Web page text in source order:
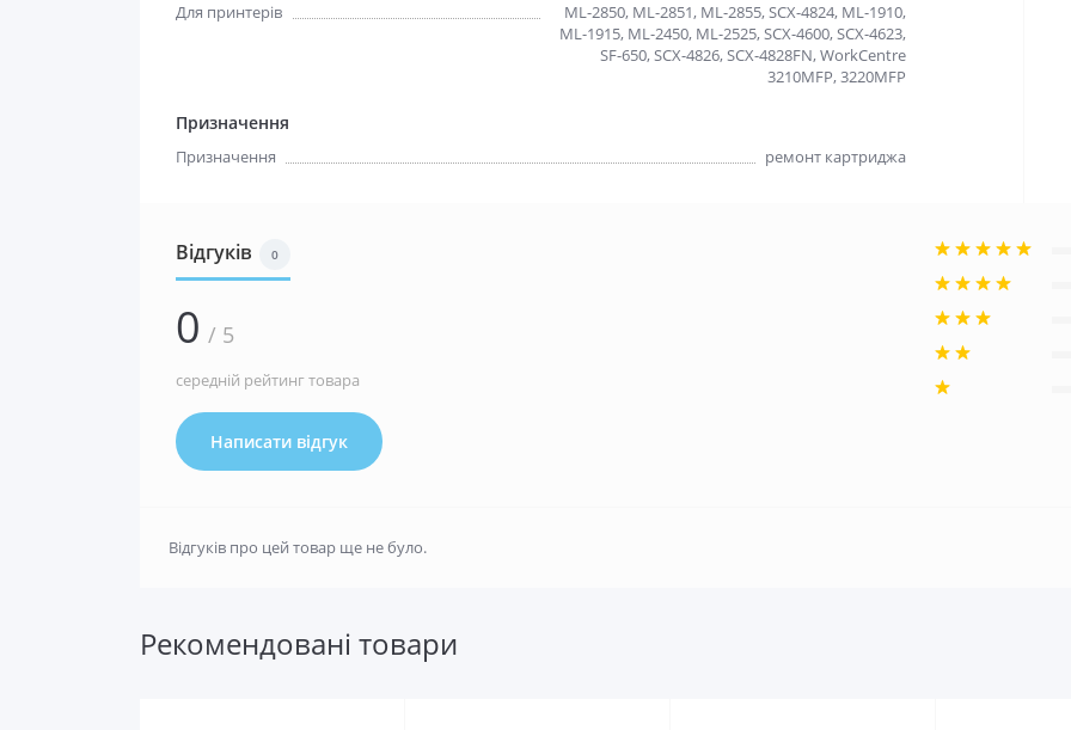
Для принтерів
ML-2850, ML-2851, ML-2855, SCX-4824, ML-1910,
ML-1915, ML-2450, ML-2525, SCX-4600, SCX-4623,
SF-650, SCX-4826, SCX-4828FN, WorkCentre
3210MFP, 3220MFP
Призначення
Призначення ремонт картриджа
Відгуків 0
0 / 5
середній рейтинг товара
Написати відгук
Відгуків про цей товар ще не було.
Рекомендовані товари